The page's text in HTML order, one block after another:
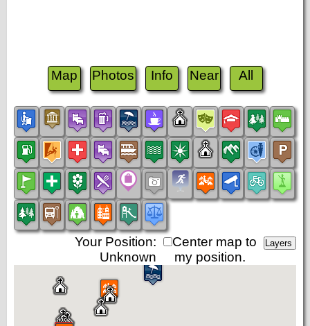
Map Photos Info Near All
Center map to
my position.
Your Position:
Unknown